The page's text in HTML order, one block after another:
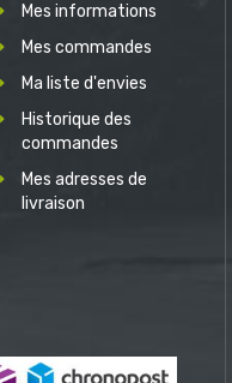
Mes informations
Mes commandes
Ma liste d'envies
Historique des
commandes
Mes adresses de
livraison